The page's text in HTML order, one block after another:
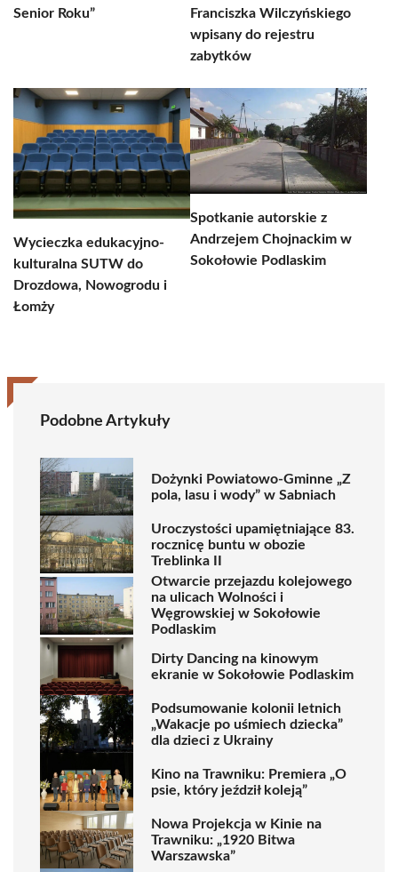
Senior Roku”
Franciszka Wilczyńskiego
wpisany do rejestru
zabytków
Wycieczka edukacyjno-
kulturalna SUTW do
Drozdowa, Nowogrodu i
Łomży
Spotkanie autorskie z
Andrzejem Chojnackim w
Sokołowie Podlaskim
Podobne Artykuły
Dożynki Powiatowo-Gminne „Z
pola, lasu i wody” w Sabniach
Uroczystości upamiętniające 83.
rocznicę buntu w obozie
Treblinka II
Otwarcie przejazdu kolejowego
na ulicach Wolności i
Węgrowskiej w Sokołowie
Podlaskim
Dirty Dancing na kinowym
ekranie w Sokołowie Podlaskim
Podsumowanie kolonii letnich
„Wakacje po uśmiech dziecka”
dla dzieci z Ukrainy
Kino na Trawniku: Premiera „O
psie, który jeździł koleją”
Nowa Projekcja w Kinie na
Trawniku: „1920 Bitwa
Warszawska”